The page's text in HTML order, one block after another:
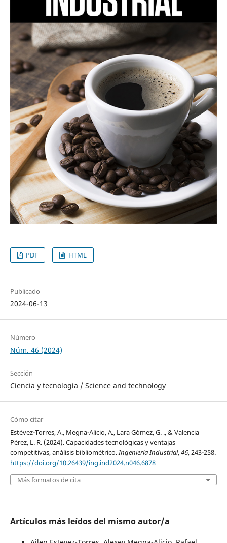
PDF HTML
Publicado
2024-06-13
Número
Núm. 46 (2024)
Sección
Ciencia y tecnología / Science and technology
Cómo citar
Estévez-Torres, A., Megna-Alicio, A., Lara Gómez, G. ., & Valencia
Pérez, L. R. (2024). Capacidades tecnológicas y ventajas
competitivas, análisis bibliométrico.Ingeniería Industrial,46, 243-258.
https://doi.org/10.26439/ing.ind2024.n046.6878
Más formatos de cita
Artículos más leídos del mismo autor/a